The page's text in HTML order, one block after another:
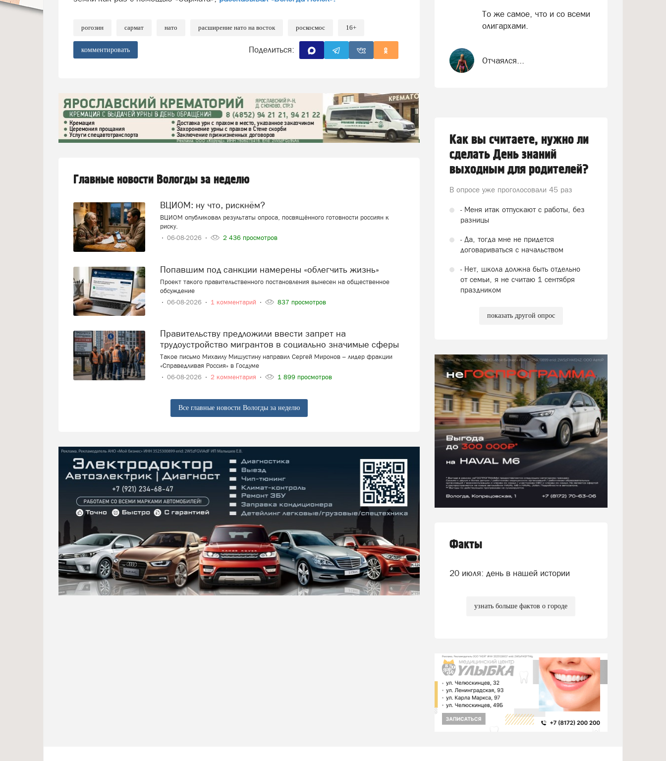
рогозин сармат нато расширение нато на восток роскосмос 16+
комментировать Поделиться:
Главные новости Вологды за неделю
ВЦИОМ: ну что, рискнём?
ВЦИОМ опубликовал результаты опроса, посвящённого готовности россиян к
риску.
06-08-2026
2 436 просмотров
Попавшим под санкции намерены «облегчить жизнь»
Проект такого правительственного постановления вынесен на общественное
обсуждение
06-08-2026
1 комментарий 837 просмотров
Правительству предложили ввести запрет на
трудоустройство мигрантов в социально значимые сферы
Такое письмо Михаилу Мишустину направил Сергей Миронов – лидер фракции
«Справедливая Россия» в Госдуме
06-08-2026
2 комментария 1 899 просмотров
Все главные новости Вологды за неделю
То же самое, что и со всеми
олигархами.
Отчаялся...
Как вы считаете, нужно ли
сделать День знаний
выходным для родителей?
В опросе уже проголосовали 45 раз
- Меня итак отпускают с работы, без
разницы
- Да, тогда мне не придется
договариваться с начальством
- Нет, школа должна быть отдельно
от семьи, я не считаю 1 сентября
праздником
показать другой опрос
Факты
20 июля: день в нашей истории
узнать больше фактов о городе